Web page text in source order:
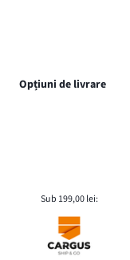
Opțiuni de livrare
Sub 199,00 lei: